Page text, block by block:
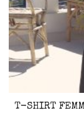
T-SHIRT